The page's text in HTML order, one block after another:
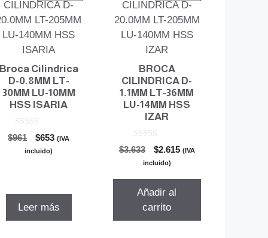
Broca Cilindrica
D-0.8MM LT-
30MM LU-10MM
HSS ISARIA
0
d
$961
El
precio
$653El(IVA
incluido)
Leer más
BROCA
CILINDRICA D-
1.1MM LT-36MM
LU-14MM HSS
IZAR
0
d
$3.633
El
precio
era:
$3.633.
$2.615El(IVA
incluido)
Añadir al
carrito